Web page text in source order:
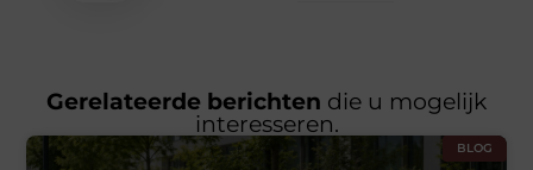
Gerelateerde berichten die u mogelijk
interesseren.
BLOG